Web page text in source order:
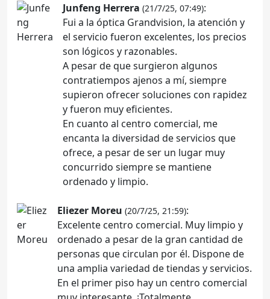
Junfeng Herrera (21/7/25, 07:49):
Fui a la óptica Grandvision, la atención y
el servicio fueron excelentes, los precios
son lógicos y razonables.
A pesar de que surgieron algunos
contratiempos ajenos a mí, siempre
supieron ofrecer soluciones con rapidez
y fueron muy eficientes.
En cuanto al centro comercial, me
encanta la diversidad de servicios que
ofrece, a pesar de ser un lugar muy
concurrido siempre se mantiene
ordenado y limpio.
Eliezer Moreu (20/7/25, 21:59):
Excelente centro comercial. Muy limpio y
ordenado a pesar de la gran cantidad de
personas que circulan por él. Dispone de
una amplia variedad de tiendas y servicios.
En el primer piso hay un centro comercial